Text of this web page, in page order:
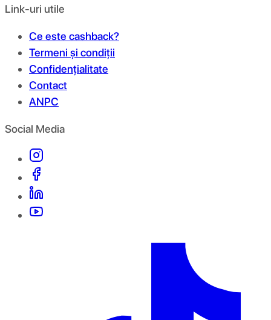
Link-uri utile
Ce este cashback?
Termeni și condiții
Confidențialitate
Contact
ANPC
Social Media